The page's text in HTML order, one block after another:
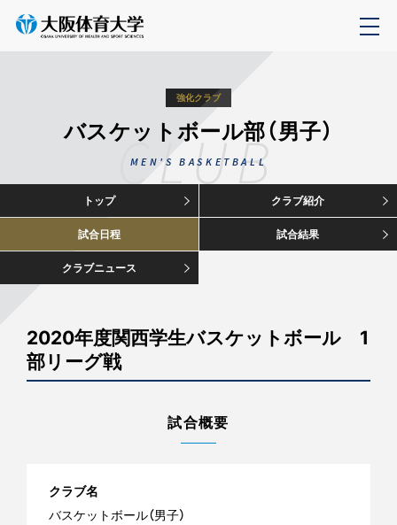
強化クラブ
バスケットボール部（男子）
MEN'S BASKETBALL
CLUB
トップ クラブ紹介
試合日程 試合結果
クラブニュース
2020年度関西学生バスケットボール 1
部リーグ戦
試合概要
クラブ名
バスケットボール（男子）